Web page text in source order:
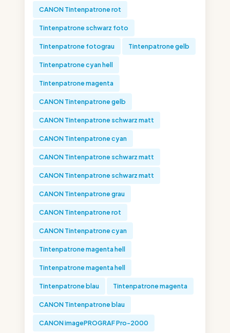
CANON Tintenpatrone rot
Tintenpatrone schwarz foto
Tintenpatrone fotograu Tintenpatrone gelb
Tintenpatrone cyan hell
Tintenpatrone magenta
CANON Tintenpatrone gelb
CANON Tintenpatrone schwarz matt
CANON Tintenpatrone cyan
CANON Tintenpatrone schwarz matt
CANON Tintenpatrone schwarz matt
CANON Tintenpatrone grau
CANON Tintenpatrone rot
CANON Tintenpatrone cyan
Tintenpatrone magenta hell
Tintenpatrone magenta hell
Tintenpatrone blau Tintenpatrone magenta
CANON Tintenpatrone blau
CANON imagePROGRAF Pro-2000